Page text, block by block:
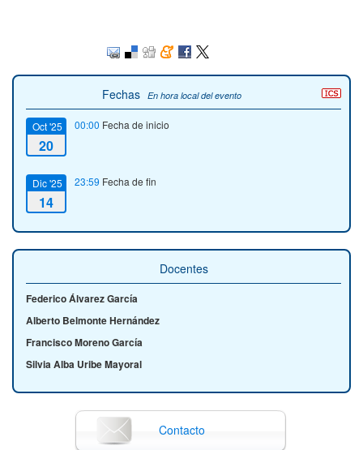
Fechas En hora local del evento
Oct '25
20
00:00 Fecha de inicio
Dic '25
14
23:59 Fecha de fin
Docentes
Federico Álvarez García
Alberto Belmonte Hernández
Francisco Moreno García
Silvia Alba Uribe Mayoral
Contacto